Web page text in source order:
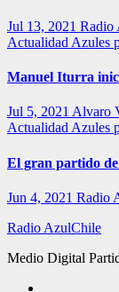
Jul 13, 2021 Radio
Actualidad Azules
Manuel Iturra
Jul 5, 2021 Alvaro
Actualidad Azules
El gran partido
Jun 4, 2021 Radio
Radio AzulChile
Medio Digital